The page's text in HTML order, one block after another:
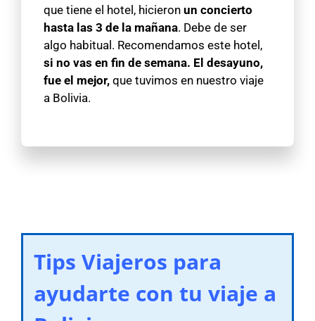
que tiene el hotel, hicieron un concierto
hasta las 3 de la mañana. Debe de ser
algo habitual. Recomendamos este hotel,
si no vas en fin de semana. El desayuno,
fue el mejor, que tuvimos en nuestro viaje
a Bolivia.
Tips Viajeros para
ayudarte con tu viaje a